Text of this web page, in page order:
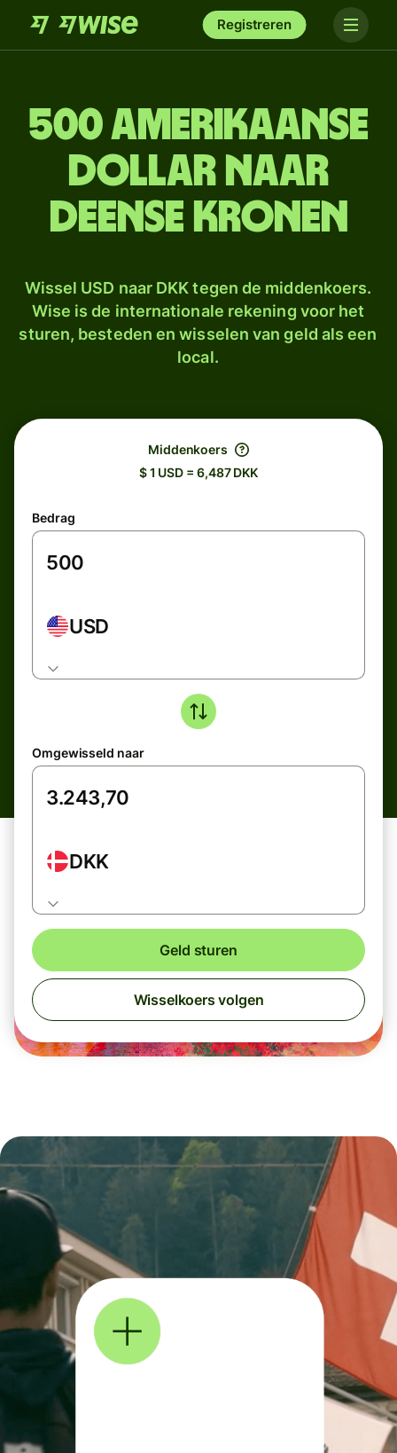
Registreren
500 Amerikaanse
dollar naar
Deense kronen
Wissel USD naar DKK tegen de middenkoers.
Wise is de internationale rekening voor het
sturen, besteden en wisselen van geld als een
local.
Middenkoers
$ 1 USD = 6,487 DKK
Bedrag
USD
Omgewisseld naar
DKK
Geld sturen
Wisselkoers volgen